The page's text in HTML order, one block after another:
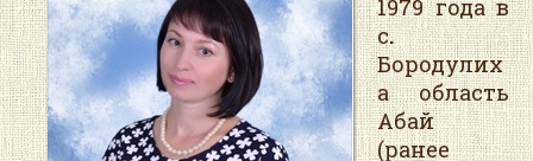
1979 года в
с.
Бородулих
а область
Абай
(ранее